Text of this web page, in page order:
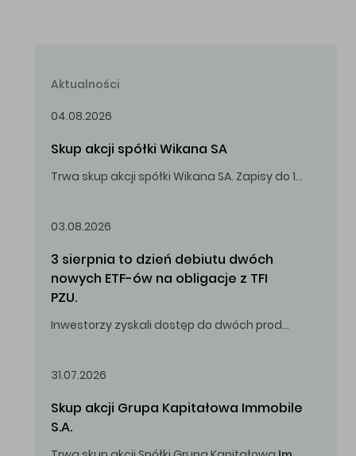
Aktualności
04.08.2026
Skup akcji spółki Wikana SA
Trwa skup akcji spółki Wikana SA. Zapisy do 14.08.2026 r. do godz. 16.00.
03.08.2026
3 sierpnia to dzień debiutu dwóch
nowych ETF-ów na obligacje z TFI
PZU.
Inwestorzy zyskali dostęp do dwóch produktów umożliwiających inwestowanie w obligacje skarbowe.
31.07.2026
Skup akcji Grupa Kapitałowa Immobile
S.A.